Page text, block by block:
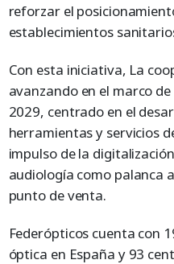
reforzar el
establecimientos
Con esta iniciativa, La
avanzando en el marco
2029, centrado en el
herramientas y servicios
impulso de la
audiología como palanca
punto de venta.
Federópticos cuenta con
óptica en España y 93